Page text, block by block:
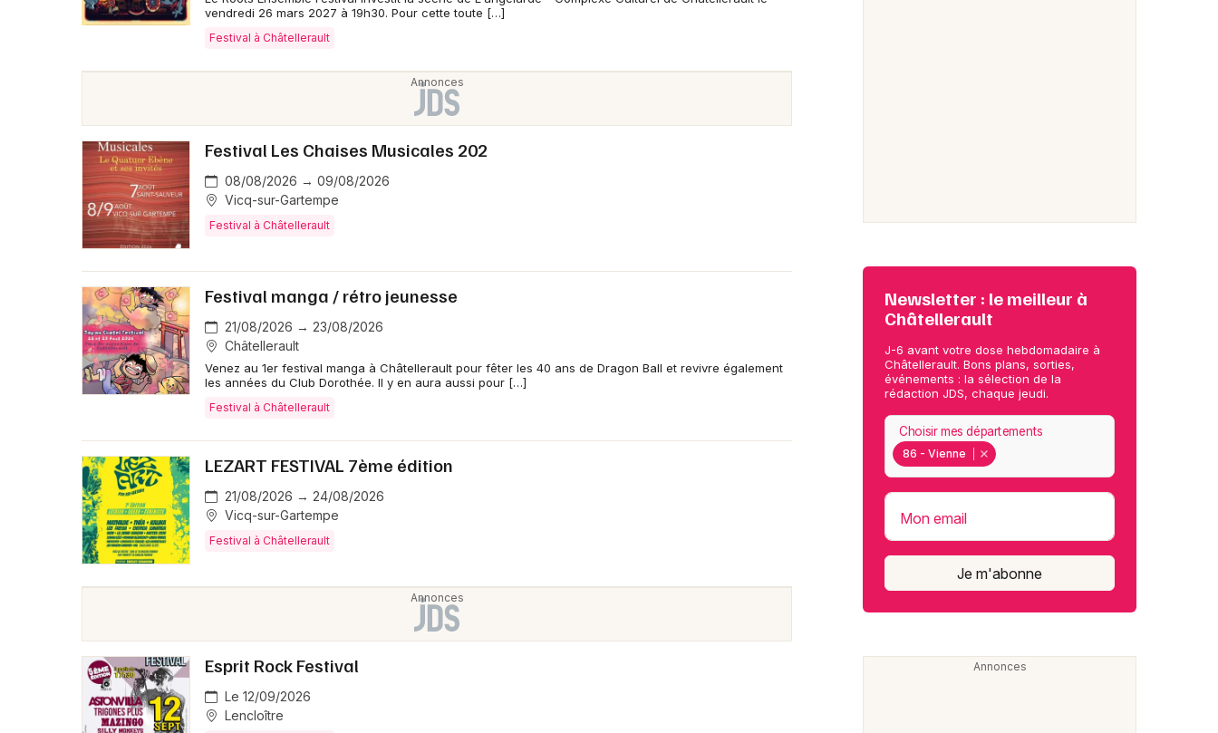
Artistes en tournée
vendredi 26 mars 2027 à 19h30. Pour cette toute […]
Festival à Châtellerault
Festival Les Chaises Musicales 202
08/08/2026 → 09/08/2026
Vicq-sur-Gartempe
Festival à Châtellerault
Festival manga / rétro jeunesse
21/08/2026 → 23/08/2026
Châtellerault
Venez au 1er festival manga à Châtellerault pour fêter les 40 ans de Dragon Ball et revivre également
les années du Club Dorothée. Il y en aura aussi pour […]
Festival à Châtellerault
LEZART FESTIVAL 7ème édition
21/08/2026 → 24/08/2026
Vicq-sur-Gartempe
Festival à Châtellerault
Esprit Rock Festival
Le 12/09/2026
Lencloître
Newsletter : le meilleur à
Châtellerault
J-6 avant votre dose hebdomadaire à
Châtellerault. Bons plans, sorties,
événements : la sélection de la
rédaction JDS, chaque jeudi.
86 - Vienne
Choisir mes départements
Mon email
Je m'abonne